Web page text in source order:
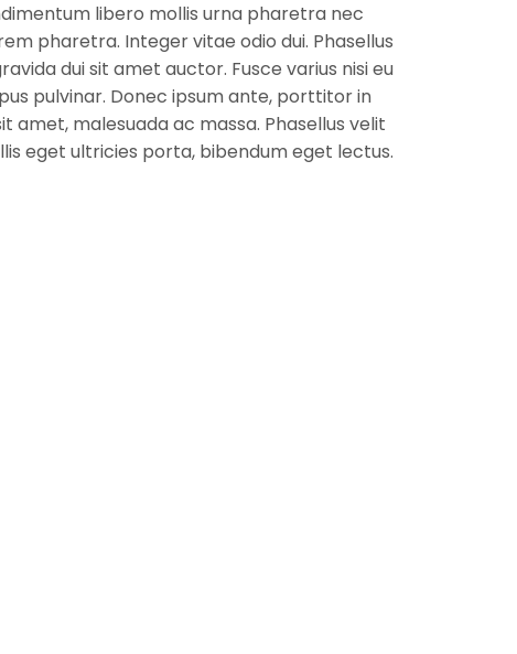
libero mollis urna pharetra nec
pharetra. Integer vitae odio dui. Phasellus
dui sit amet auctor. Fusce varius nisi eu
pulvinar. Donec ipsum ante, porttitor in
amet, malesuada ac massa. Phasellus velit
eget ultricies porta, bibendum eget lectus.